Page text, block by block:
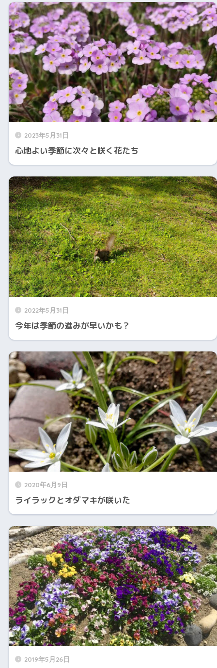
2023年5月31日
心地よい季節に次々と咲く花たち
2022年5月31日
今年は季節の進みが早いかも？
2020年6月9日
ライラックとオダマキが咲いた
2019年5月26日